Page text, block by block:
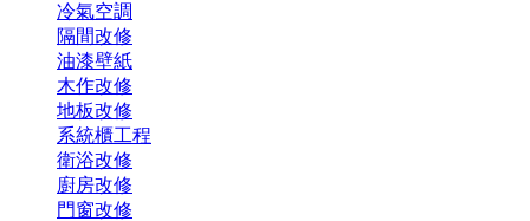
冷氣空調
隔間改修
油漆壁紙
木作改修
地板改修
系統櫃工程
衛浴改修
廚房改修
門窗改修